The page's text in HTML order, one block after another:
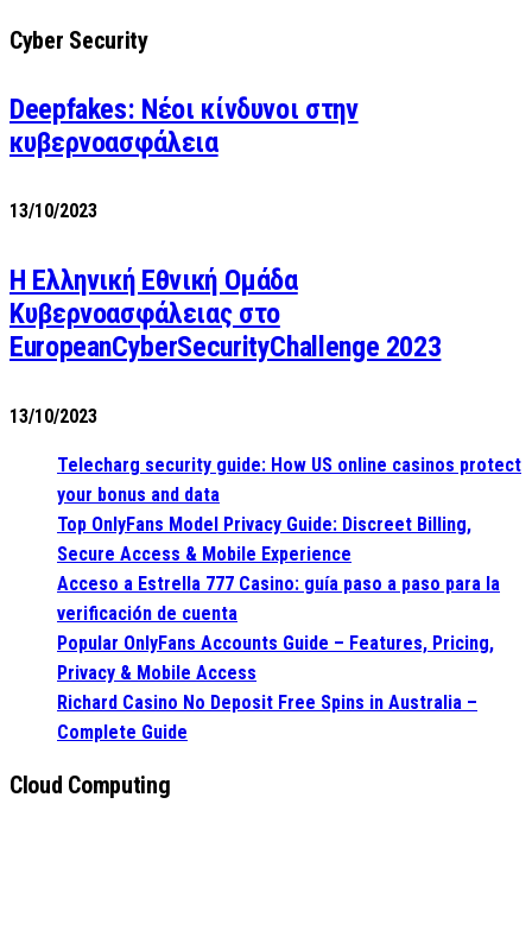
Cyber Security
Deepfakes: Νέοι κίνδυνοι στην
κυβερνοασφάλεια
13/10/2023
Η Ελληνική Εθνική Ομάδα
Κυβερνοασφάλειας στο
EuropeanCyberSecurityChallenge 2023
13/10/2023
Telecharg security guide: How US online casinos protect
your bonus and data
Top OnlyFans Model Privacy Guide: Discreet Billing,
Secure Access & Mobile Experience
Acceso a Estrella 777 Casino: guía paso a paso para la
verificación de cuenta
Popular OnlyFans Accounts Guide – Features, Pricing,
Privacy & Mobile Access
Richard Casino No Deposit Free Spins in Australia –
Complete Guide
Cloud Computing